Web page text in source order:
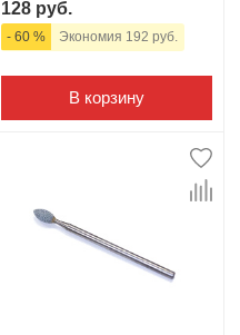
128 руб.
- 60 % Экономия 192 руб.
В корзину